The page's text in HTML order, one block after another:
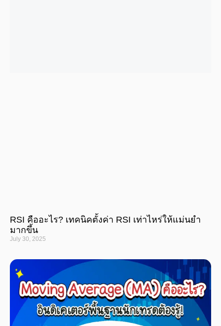
RSI คืออะไร? เทคนิคตั้งค่า RSI เท่าไหร่ให้แม่นยำ
มากขึ้น
July 30, 2025